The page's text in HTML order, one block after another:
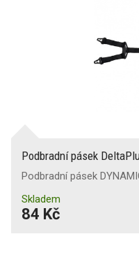
Podbradní pásek
Podbradní pásek
Skladem
84 Kč